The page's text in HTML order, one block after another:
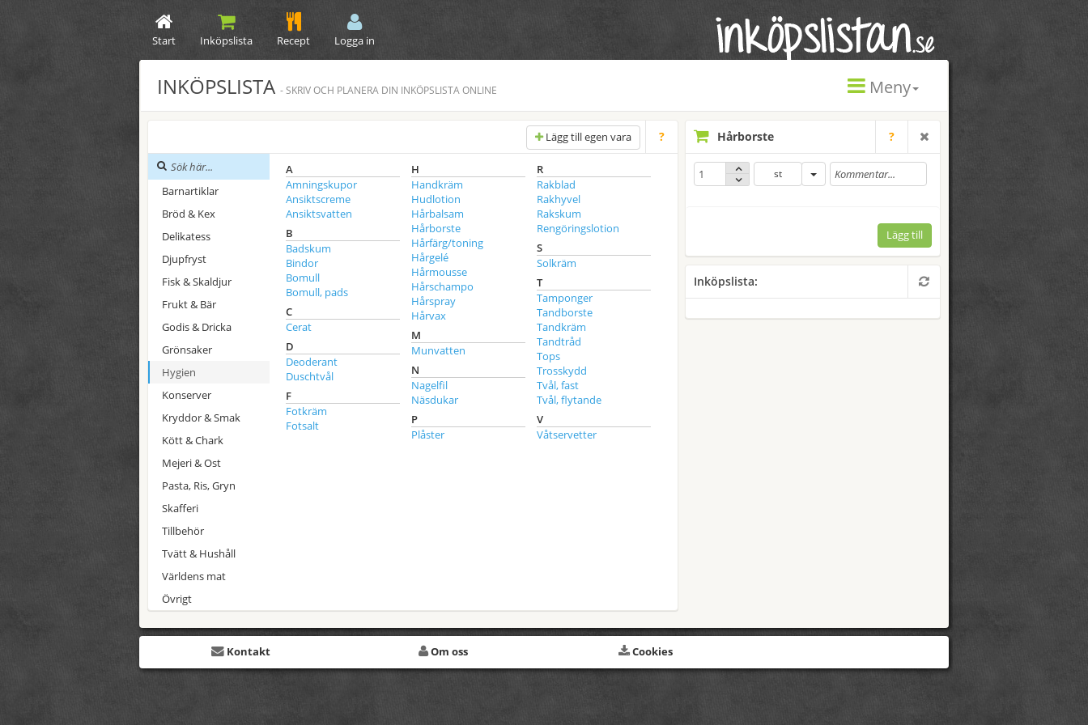
Start Inköpslista Recept Logga in
INKÖPSLISTA - SKRIV OCH PLANERA DIN INKÖPSLISTA ONLINE Meny
?
Lägg till egen vara
Barnartiklar
Bröd & Kex
Delikatess
Djupfryst
Fisk & Skaldjur
Frukt & Bär
Godis & Dricka
Grönsaker
Hygien
Konserver
Kryddor & Smak
Kött & Chark
Mejeri & Ost
Pasta, Ris, Gryn
Skafferi
Tillbehör
Tvätt & Hushåll
Världens mat
Övrigt
A
Amningskupor
Ansiktscreme
Ansiktsvatten
B
Badskum
Bindor
Bomull
Bomull, pads
C
Cerat
D
Deoderant
Duschtvål
F
Fotkräm
Fotsalt
H
Handkräm
Hudlotion
Hårbalsam
Hårborste
Hårfärg/toning
Hårgelé
Hårmousse
Hårschampo
Hårspray
Hårvax
M
Munvatten
N
Nagelfil
Näsdukar
P
Plåster
R
Rakblad
Rakhyvel
Rakskum
Rengöringslotion
S
Solkräm
T
Tamponger
Tandborste
Tandkräm
Tandtråd
Tops
Trosskydd
Tvål, fast
Tvål, flytande
V
Våtservetter
Hårborste ?
st
Lägg till
Inköpslista:
Kontakt Om oss Cookies